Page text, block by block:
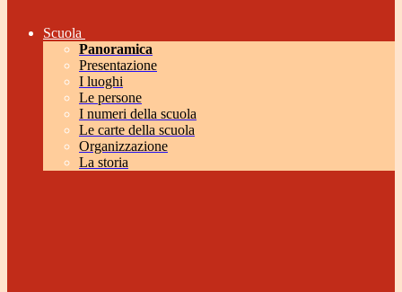
Scuola
Panoramica
Presentazione
I luoghi
Le persone
I numeri della scuola
Le carte della scuola
Organizzazione
La storia